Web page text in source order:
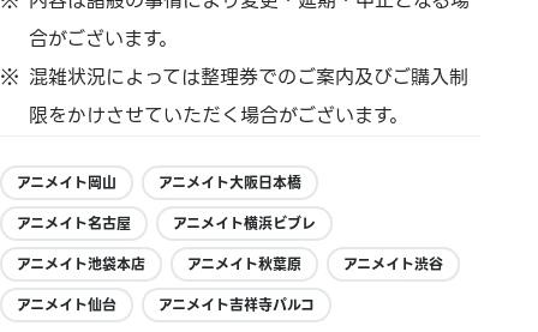
合がございます。
混雑状況によっては整理券でのご案内及びご購入制
限をかけさせていただく場合がございます。
アニメイト岡山
アニメイト大阪日本橋
アニメイト名古屋
アニメイト横浜ビブレ
アニメイト池袋本店
アニメイト秋葉原
アニメイト渋谷
アニメイト仙台
アニメイト吉祥寺パルコ